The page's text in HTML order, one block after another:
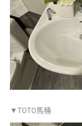
▼TOTO馬桶